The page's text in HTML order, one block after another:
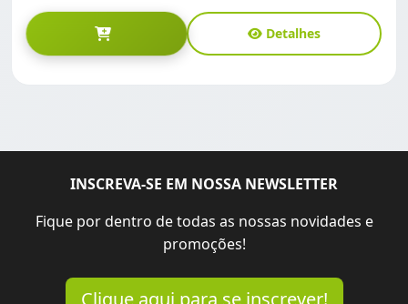
Detalhes
INSCREVA-SE EM NOSSA NEWSLETTER
Fique por dentro de todas as nossas novidades e
promoções!
Clique aqui para se inscrever!